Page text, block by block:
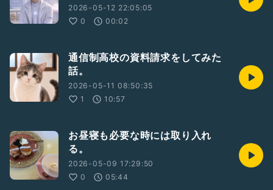
2026-05-12 22:05:05
0
00:02
通信制高校の資料請求をしてみた
話。
2026-05-11 08:50:35
1
10:57
お昼寝も必要な時には取り入れ
る。
2026-05-09 17:29:50
0
05:44